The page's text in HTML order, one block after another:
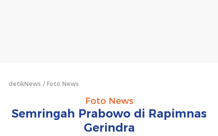
detikNews Foto News
Foto News
Semringah Prabowo di Rapimnas
Gerindra